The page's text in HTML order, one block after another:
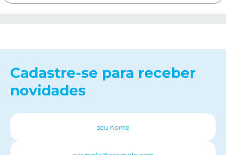
Cadastre-se para receber
novidades